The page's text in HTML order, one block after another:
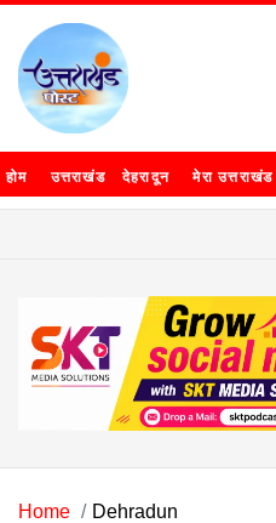
होम उत्तराखंड देहरादून मेरा उत्तराखंड
Home Dehradun